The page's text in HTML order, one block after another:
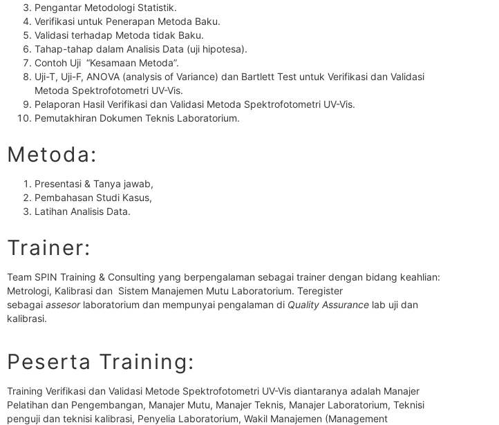
Pengantar Metodologi Statistik.
Verifikasi untuk Penerapan Metoda Baku.
Validasi terhadap Metoda tidak Baku.
Tahap-tahap dalam Analisis Data (uji hipotesa).
Contoh Uji “Kesamaan Metoda”.
Uji-T, Uji-F, ANOVA (analysis of Variance) dan Bartlett Test untuk Verifikasi dan Validasi
Metoda Spektrofotometri UV-Vis.
Pelaporan Hasil Verifikasi dan Validasi Metoda Spektrofotometri UV-Vis.
Pemutakhiran Dokumen Teknis Laboratorium.
Metoda:
Presentasi & Tanya jawab,
Pembahasan Studi Kasus,
Latihan Analisis Data.
Trainer:
Team SPIN Training & Consulting yang berpengalaman sebagai trainer dengan bidang keahlian:
Metrologi, Kalibrasi dan Sistem Manajemen Mutu Laboratorium. Teregister
sebagai assesorlaboratorium dan mempunyai pengalaman di Quality Assurance lab uji dan
kalibrasi.
Peserta Training:
Training Verifikasi dan Validasi Metode Spektrofotometri UV-Vis diantaranya adalah Manajer
Pelatihan dan Pengembangan, Manajer Mutu, Manajer Teknis, Manajer Laboratorium, Teknisi
penguji dan teknisi kalibrasi, Penyelia Laboratorium, Wakil Manajemen (Management